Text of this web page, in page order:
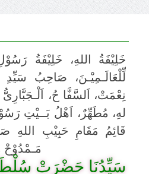
خَلِيْفَةُ اللهِ، خَلِيْفَةُ
لِّلْعَالَـمِيْـنَ، صَاحِبُ
نِعْمَتْ، اَلسَّفَّا حُ،
لهِ، مُطَهِّرٌ، اَهْلُ بَــيْتِ
قَائِمُ مَقَامِ حَبِيْبِ اللهِ
مَـمْدُوْحْ
سَيِّدُنَا حَضْرَتْ